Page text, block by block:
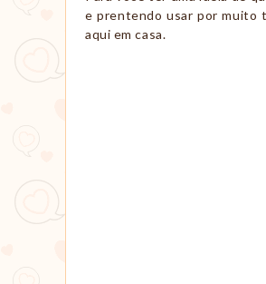
e prentendo usar por muito
aqui em casa.